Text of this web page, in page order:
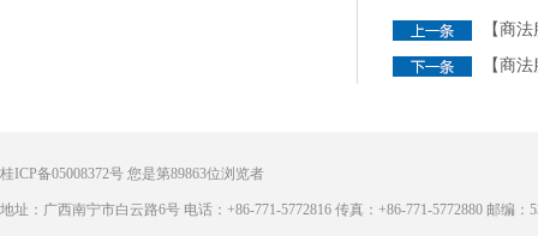
【商
【商
桂ICP备05008372号 您是第89863位浏览者
地址：广西南宁市白云路6号 电话：+86-771-5772816 传真：+86-771-5772880 邮编：